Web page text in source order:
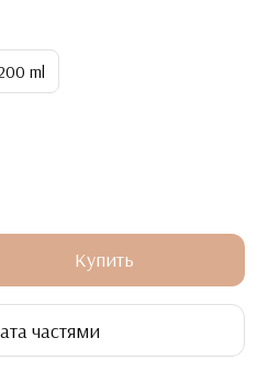
ml
Купить
частями